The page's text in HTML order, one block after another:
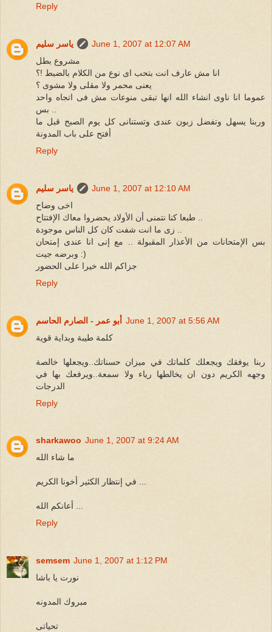
Reply
ياسر سليم
June 1, 2007 at 12:07 AM
مشروع بطل
انا مش عارف انت بتحب اى نوع من الكلام بالضبط !؟
يعنى محمر ولا مقلى ولا مشوى ؟
عموما انا ناوى انشاء الله انها تبقى منوعات مش فى اتجاه واحد
وربنا يسهل وتفضل زبون عندى وتستنانى كل يوم الصبح قبل ما
أفتح على باب المدونة
Reply
ياسر سليم
June 1, 2007 at 12:10 AM
اخى وضاح
بس الإمتحانات من الأعذار المقبولة .. مع إنى انا عندى إمتحان
وبرضه جيت :)
جزاكم الله خيرا على الحضور
Reply
أبو عمر - الصارم الحاسم June 1, 2007 at 5:56 AM
كلمة طيبة وبداية قوية
ربنا يوفقك ويجعلك كلماتك في ميزان حسناتك..ويجعلها خالصة
وجهه الكريم دون ان يخالطها رياء ولا سمعة..ويرفعك بها في
الدرجات
Reply
sharkawoo June 1, 2007 at 9:24 AM
ما شاء الله
في إنتظار الكثير أخونا الكريم ...
أعانكم الله ...
Reply
semsem June 1, 2007 at 1:12 PM
نورت يا باشا
مبروك المدونه
تحياتى